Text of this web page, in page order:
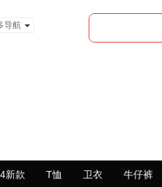
导航
新款 T恤 卫衣 牛仔裤